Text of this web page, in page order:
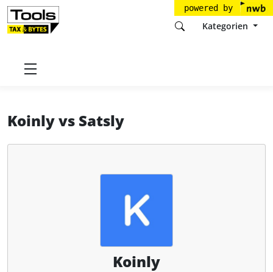
powered by
Kategorien
Startseite
Koinlyvs Satsly
Koinly